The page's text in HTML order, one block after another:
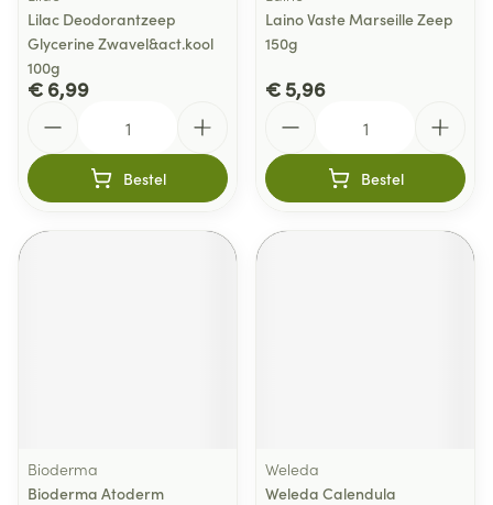
Lilac Deodorantzeep
Glycerine Zwavel&act.kool
100g
€ 6,99
Bestel
Laino Vaste Marseille Zeep
150g
€ 5,96
Bestel
Bioderma
Bioderma Atoderm
Weleda
Weleda Calendula